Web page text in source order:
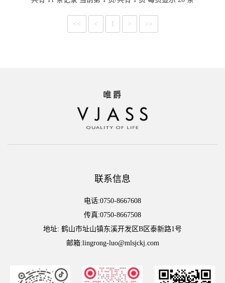
<< < 1 > >>
联系信息
电话:0750-8667608
传真:0750-8667508
地址: 鹤山市址山镇东溪开发区B区泰新路1号
邮箱:lingrong-luo@mlsjckj.com